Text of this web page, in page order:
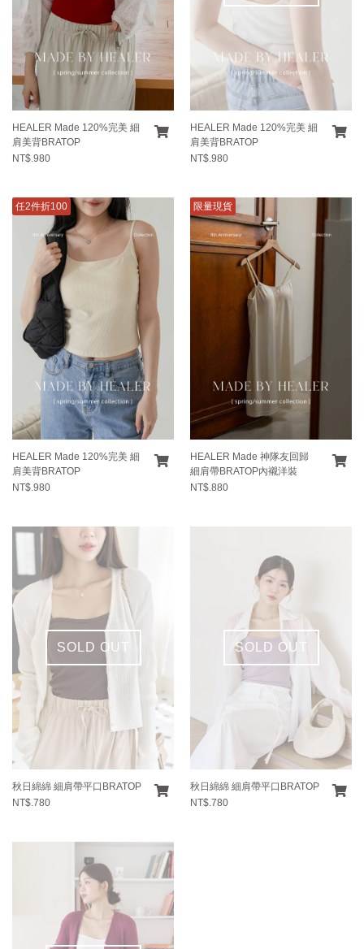
HEALER Made 120%完美 細
肩美背BRATOP
NT$.980
HEALER Made 120%完美 細
肩美背BRATOP
NT$.980
任2件折100
HEALER Made 120%完美 細
肩美背BRATOP
NT$.980
限量現貨
HEALER Made 神隊友回歸
細肩帶BRATOP內襯洋裝
NT$.880
SOLD OUT
秋日綿綿 細肩帶平口BRATOP
NT$.780
SOLD OUT
秋日綿綿 細肩帶平口BRATOP
NT$.780